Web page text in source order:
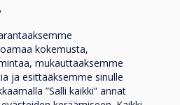
age group -
kokemusta,
mukauttaaksemme
ja esittääksemme sinulle
”Salli kaikki” annat